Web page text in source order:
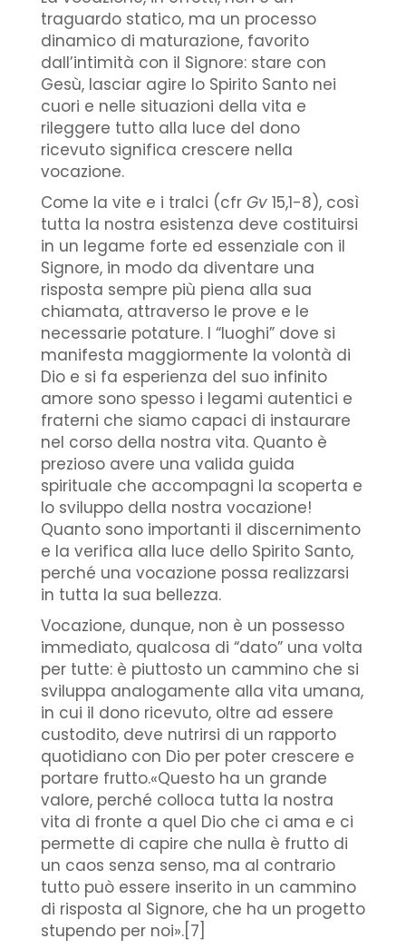
traguardo statico, ma un processo
dinamico di maturazione, favorito
dall’intimità con il Signore: stare con
Gesù, lasciar agire lo Spirito Santo nei
cuori e nelle situazioni della vita e
rileggere tutto alla luce del dono
ricevuto significa crescere nella
vocazione.
Come la vite e i tralci (cfr Gv 15,1-8), così
tutta la nostra esistenza deve costituirsi
in un legame forte ed essenziale con il
Signore, in modo da diventare una
risposta sempre più piena alla sua
chiamata, attraverso le prove e le
necessarie potature. I “luoghi” dove si
manifesta maggiormente la volontà di
Dio e si fa esperienza del suo infinito
amore sono spesso i legami autentici e
fraterni che siamo capaci di instaurare
nel corso della nostra vita. Quanto è
prezioso avere una valida guida
spirituale che accompagni la scoperta e
lo sviluppo della nostra vocazione!
Quanto sono importanti il discernimento
e la verifica alla luce dello Spirito Santo,
perché una vocazione possa realizzarsi
in tutta la sua bellezza.
Vocazione, dunque, non è un possesso
immediato, qualcosa di “dato” una volta
per tutte: è piuttosto un cammino che si
sviluppa analogamente alla vita umana,
in cui il dono ricevuto, oltre ad essere
custodito, deve nutrirsi di un rapporto
quotidiano con Dio per poter crescere e
portare frutto.«Questo ha un grande
valore, perché colloca tutta la nostra
vita di fronte a quel Dio che ci ama e ci
permette di capire che nulla è frutto di
un caos senza senso, ma al contrario
tutto può essere inserito in un cammino
di risposta al Signore, che ha un progetto
stupendo per noi».[7]